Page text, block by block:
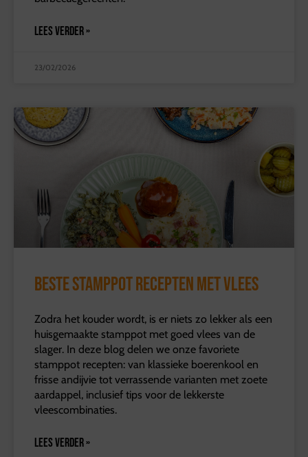
LEES VERDER »
23/02/2026
Beste stamppot recepten met vlees
Zodra het kouder wordt, is er niets zo lekker als een
huisgemaakte stamppot met goed vlees van de
slager. In deze blog delen we onze favoriete
stamppot recepten: van klassieke boerenkool en
frisse andijvie tot verrassende varianten met zoete
aardappel, inclusief tips voor de lekkerste
vleescombinaties.
LEES VERDER »